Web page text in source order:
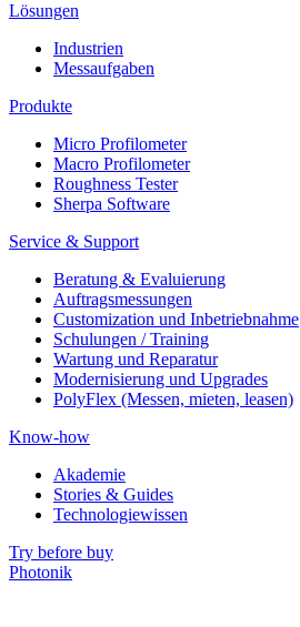
Lösungen
Industrien
Messaufgaben
Produkte
Micro Profilometer
Macro Profilometer
Roughness Tester
Sherpa Software
Service & Support
Beratung & Evaluierung
Auftragsmessungen
Customization und Inbetriebnahme
Schulungen / Training
Wartung und Reparatur
Modernisierung und Upgrades
PolyFlex (Messen, mieten, leasen)
Know-how
Akademie
Stories & Guides
Technologiewissen
Try before buy
Photonik